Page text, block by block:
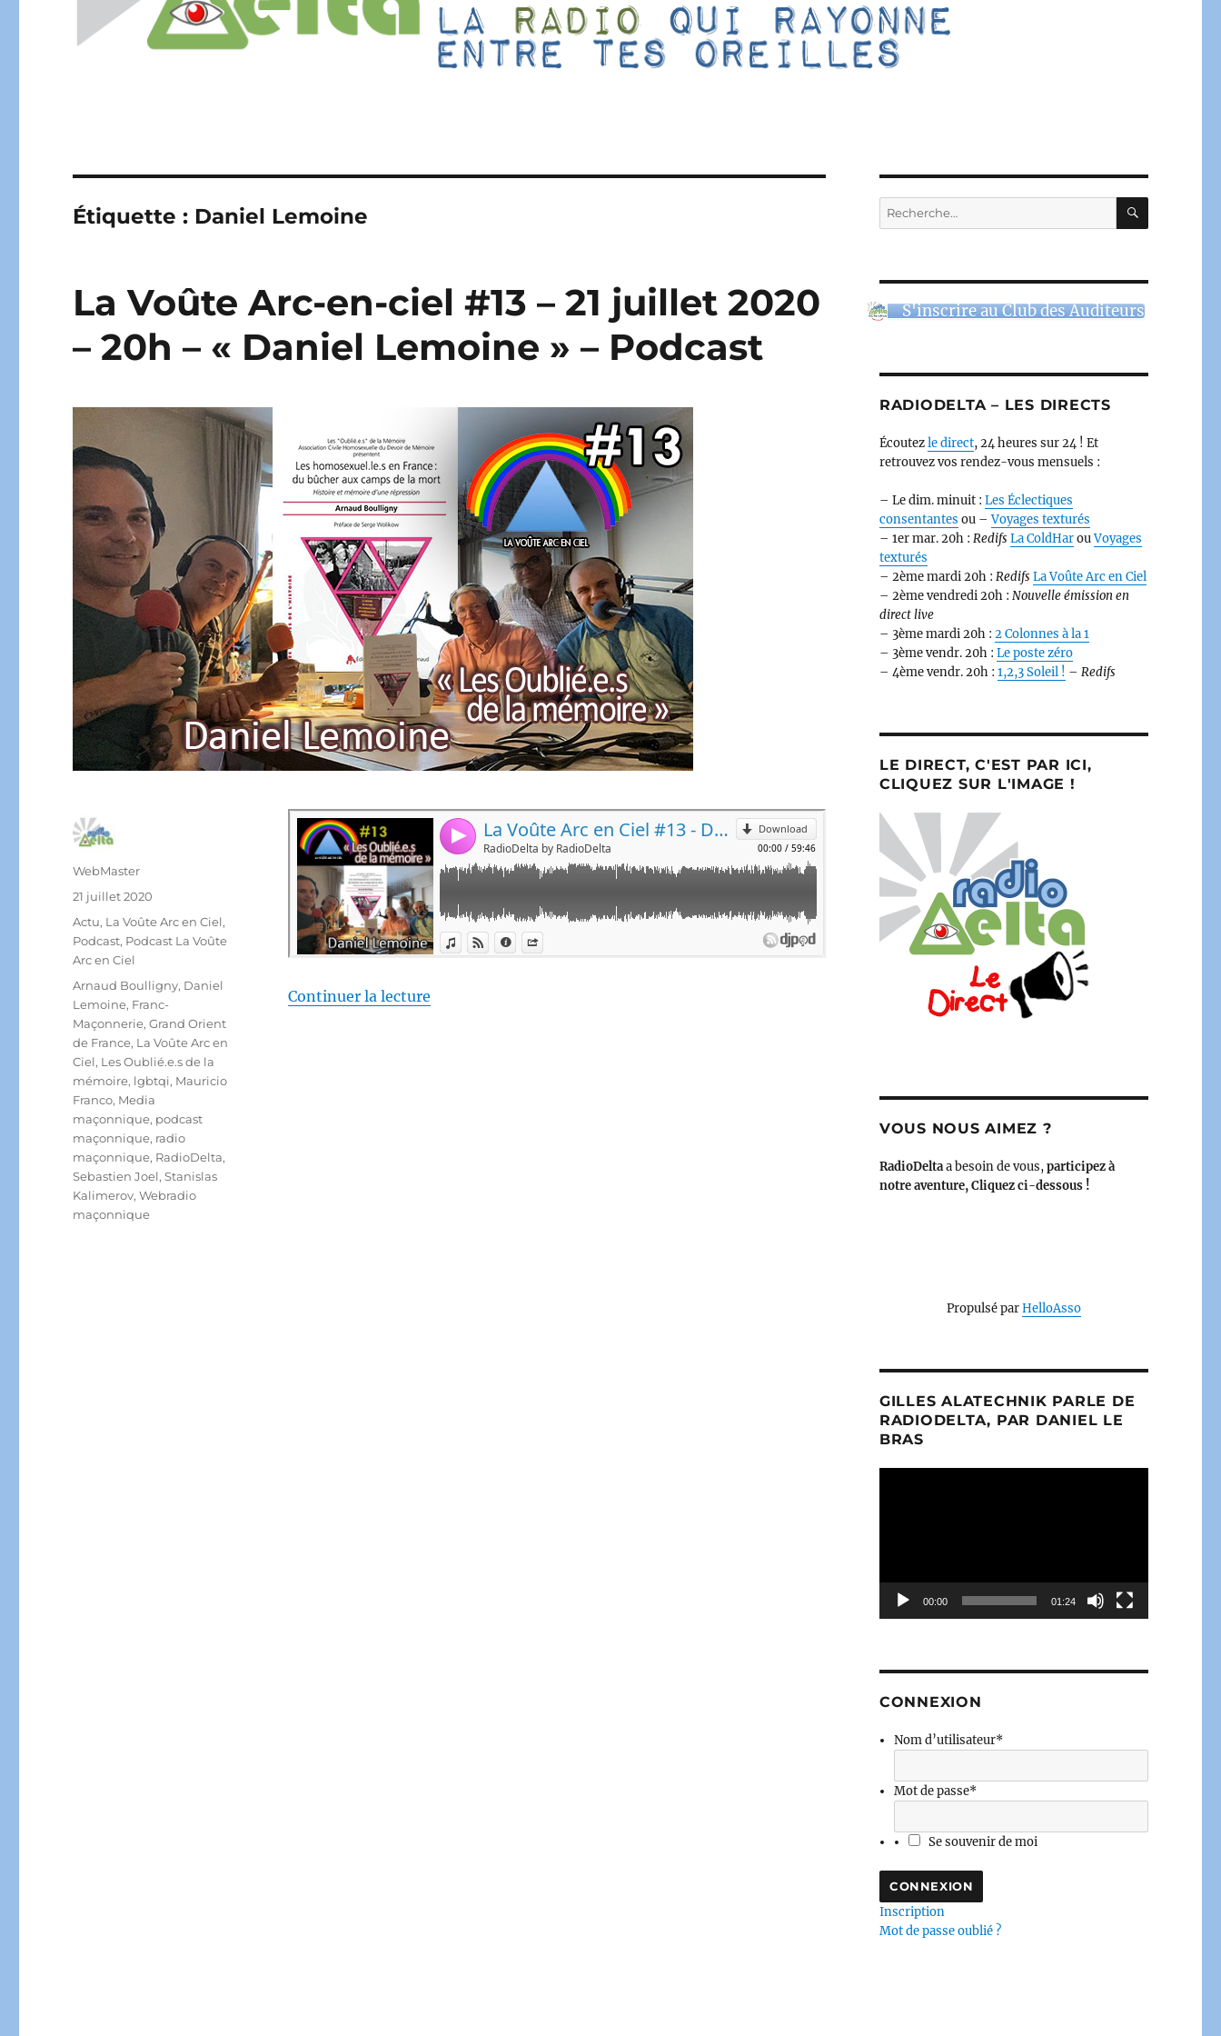
Étiquette : Daniel Lemoine
La Voûte Arc-en-ciel #13 – 21 juillet 2020
– 20h – « Daniel Lemoine » – Podcast
Continuer la lecturede « La Voûte Arc-en-ciel #13 – 21 juillet 2020 – 20h – « Daniel Lemoine » – Podcast »
Auteur
WebMaster
Publié
21 juillet 2020
Catégories
Actu, La Voûte Arc en Ciel,
Podcast, Podcast La Voûte
Arc en Ciel
Étiquettes
Arnaud Boulligny, Daniel
Lemoine, Franc-
Maçonnerie,Grand Orient
de France, La Voûte Arc en
Ciel, Les Oublié.e.s de la
mémoire, lgbtqi, Mauricio
Franco, Media
maçonnique, podcast
maçonnique, radio
maçonnique, RadioDelta,
Sebastien Joel,Stanislas
Kalimerov,Webradio
maçonnique
Recherche
pour :
S'inscrire au Club des Auditeurs
RADIODELTA – LES DIRECTS
Écoutezle direct, 24 heures sur 24 ! Et
retrouvez vos rendez-vous mensuels :
– Le dim. minuit : Les Éclectiques
consentantes ou –Voyages texturés
– 1er mar. 20h : Redifs La ColdHarouVoyages
texturés
– 2ème mardi 20h : Redifs La Voûte Arc en Ciel
– 2ème vendredi 20h : Nouvelle émission en
direct live
– 3ème mardi 20h : 2 Colonnes à la 1
– 3ème vendr. 20h : Le poste zéro
– 4ème vendr. 20h : 1,2,3 Soleil ! – Redifs
LE DIRECT, C'EST PAR ICI,
CLIQUEZ SUR L'IMAGE !
VOUS NOUS AIMEZ ?
RadioDeltaa besoin de vous,participez à
notre aventure, Cliquez ci-dessous !
Propulsé parHelloAsso
GILLES ALATECHNIK PARLE DE
RADIODELTA, PAR DANIEL LE
BRAS
00:00 01:24
CONNEXION
Nom d’utilisateur*
Mot de passe*
Se souvenir de moi
Inscription
Mot de passe oublié ?